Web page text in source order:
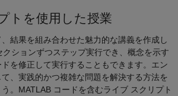
トを使用した授業
結果を組み合わせた魅力的な講義を作成し
クションずつステップ実行でき、概念を示す
を修正して実行することもできます。エン
、実践的かつ複雑な問題を解決する方法を
。MATLAB コードを含むライブ スクリプト